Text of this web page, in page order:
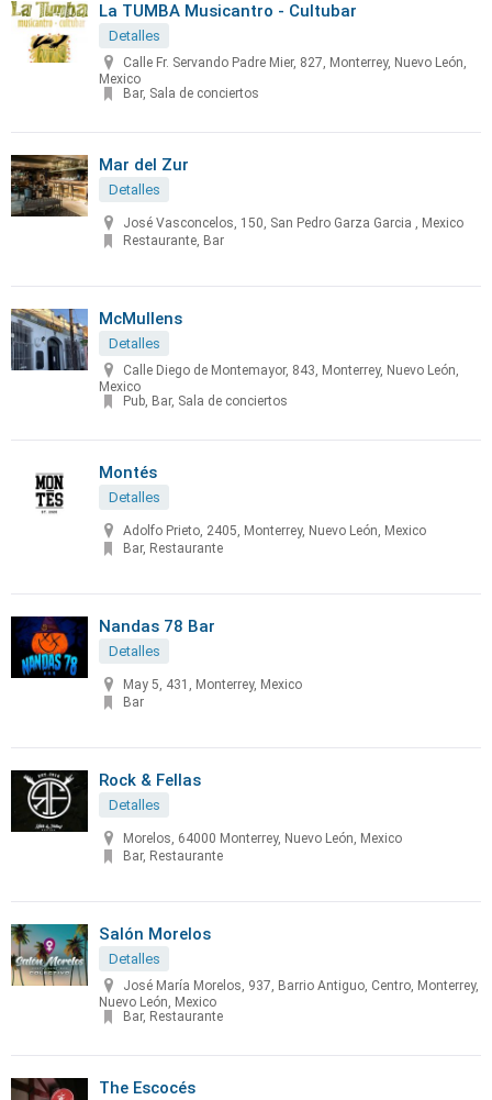
La TUMBA Musicantro - Cultubar
Detalles
Calle Fr. Servando Padre Mier, 827, Monterrey, Nuevo León,
Mexico
Bar, Sala de conciertos
Mar del Zur
Detalles
José Vasconcelos, 150, San Pedro Garza Garcia , Mexico
Restaurante, Bar
McMullens
Detalles
Calle Diego de Montemayor, 843, Monterrey, Nuevo León,
Mexico
Pub, Bar, Sala de conciertos
Montés
Detalles
Adolfo Prieto, 2405, Monterrey, Nuevo León, Mexico
Bar, Restaurante
Nandas 78 Bar
Detalles
May 5, 431, Monterrey, Mexico
Bar
Rock & Fellas
Detalles
Morelos, 64000 Monterrey, Nuevo León, Mexico
Bar, Restaurante
Salón Morelos
Detalles
José María Morelos, 937, Barrio Antiguo, Centro, Monterrey,
Nuevo León, Mexico
Bar, Restaurante
The Escocés